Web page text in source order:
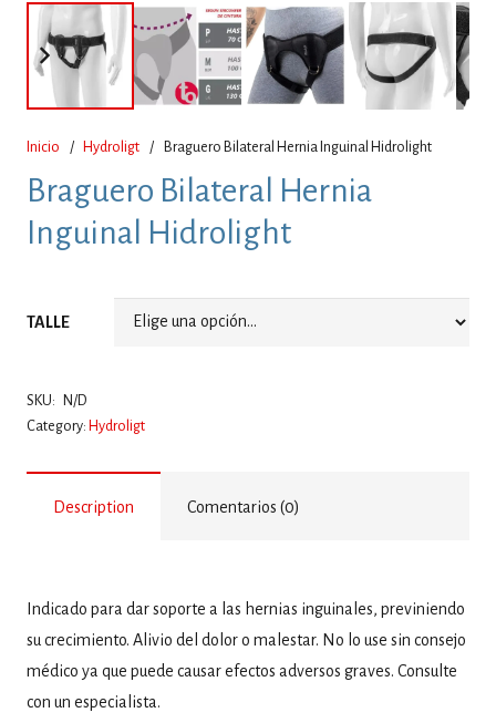
Inicio / Hydroligt / Braguero Bilateral Hernia Inguinal Hidrolight
Braguero Bilateral Hernia
Inguinal Hidrolight
TALLE
SKU:
N/D
Category: Hydroligt
Description Comentarios (0)
Indicado para dar soporte a las hernias inguinales, previniendo
su crecimiento. Alivio del dolor o malestar. No lo use sin consejo
médico ya que puede causar efectos adversos graves. Consulte
con un especialista.